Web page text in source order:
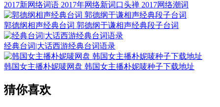
2017新网络词语 2017年网络新词口头禅 2017网络潮词
郭德纲相声经典台词 郭德纲于谦相声经典段子台词
经典台词|大话西游经典台词语录
韩国女主播朴妮唛网盘 韩国女主播朴妮唛种子下载地址
猜你喜欢